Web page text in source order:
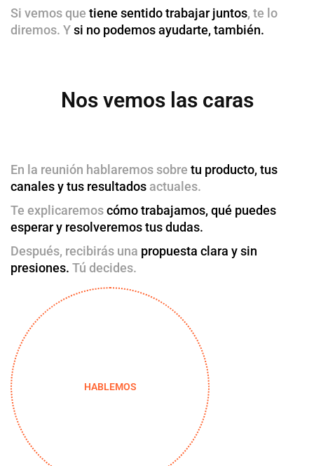
Si vemos que tiene sentido trabajar juntos, te lo
diremos. Ysi no podemos ayudarte, también.
Nos vemos las caras
En la reunión hablaremos sobre tu producto, tus
canales y tus resultados actuales.
Te explicaremoscómo trabajamos, qué puedes
esperar y resolveremos tus dudas.
Después, recibirás una propuesta clara y sin
presiones. Tú decides.
HABLEMOS